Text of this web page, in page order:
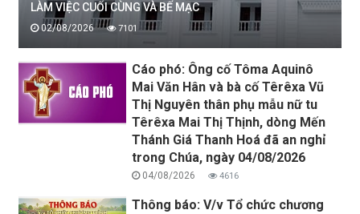
LÀM VIỆC CUỐI CÙNG VÀ BẾ MẠC
02/08/2026 7101
Cáo phó: Ông cố Tôma Aquinô
Mai Văn Hân và bà cố Têrêxa Vũ
Thị Nguyên thân phụ mẫu nữ tu
Têrêxa Mai Thị Thịnh, dòng Mến
Thánh Giá Thanh Hoá đã an nghỉ
trong Chúa, ngày 04/08/2026
04/08/2026 4616
Thông báo: V/v Tổ chức chương